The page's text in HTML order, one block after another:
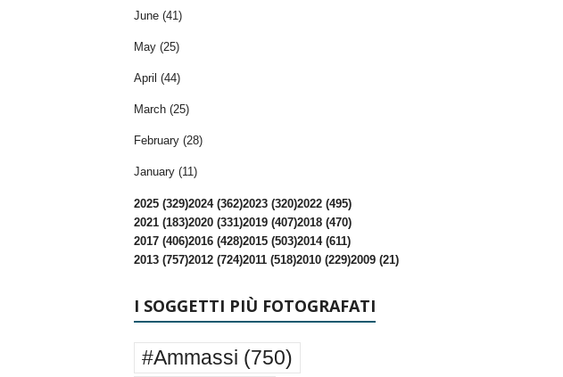
June (41)
May (25)
April (44)
March (25)
February (28)
January (11)
2025 (329)2024 (362)2023 (320)2022 (495)
2021 (183)2020 (331)2019 (407)2018 (470)
2017 (406)2016 (428)2015 (503)2014 (611)
2013 (757)2012 (724)2011 (518)2010 (229)2009 (21)
I SOGGETTI PIÙ FOTOGRAFATI
#Ammassi (750)